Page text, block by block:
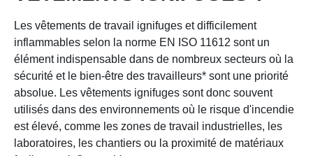
Les vêtements de travail ignifuges et difficilement
inflammables selon la norme EN ISO 11612 sont un
élément indispensable dans de nombreux secteurs où la
sécurité et le bien-être des travailleurs* sont une priorité
absolue. Les vêtements ignifuges sont donc souvent
utilisés dans des environnements où le risque d'incendie
est élevé, comme les zones de travail industrielles, les
laboratoires, les chantiers ou la proximité de matériaux